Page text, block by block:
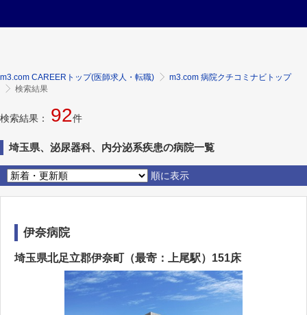
m3.com CAREERトップ(医師求人・転職)
m3.com 病院クチコミナビトップ
検索結果
検索結果： 92件
埼玉県、泌尿器科、内分泌系疾患の病院一覧
順に表示
伊奈病院
埼玉県北足立郡伊奈町（最寄：上尾駅）151床